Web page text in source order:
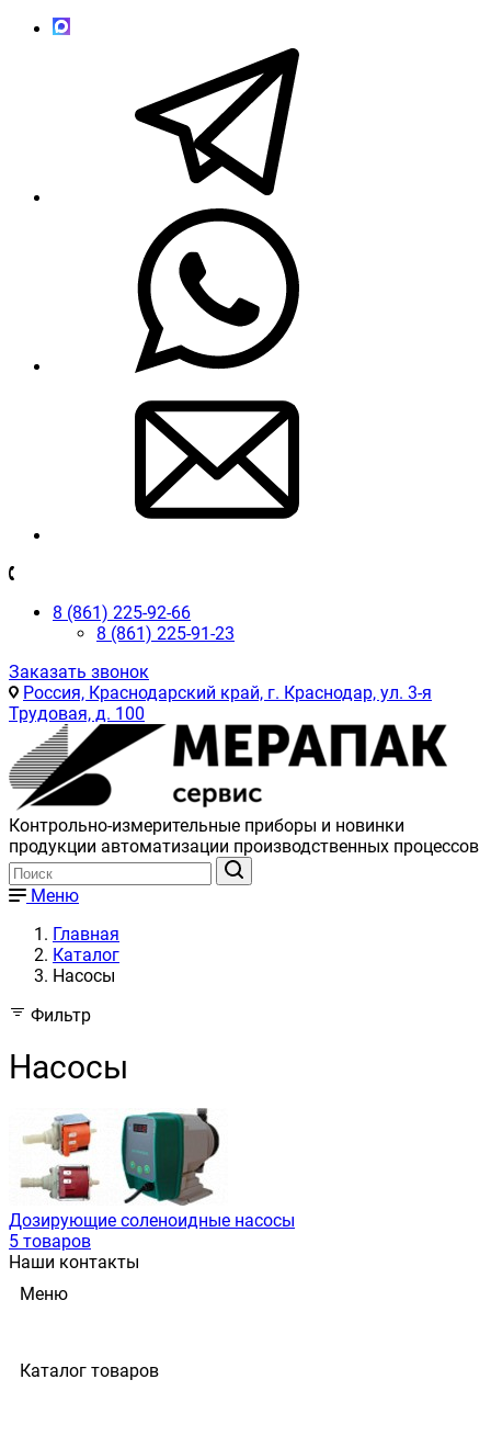
8 (861) 225-92-66
8 (861) 225-91-23
Заказать звонок
Россия, Краснодарский край, г. Краснодар, ул. 3-я
Трудовая, д. 100
Контрольно-измерительные приборы и новинки
продукции автоматизации производственных процессов
Меню
Главная
Каталог
Насосы
Фильтр
Насосы
Дозирующие соленоидные насосы
5 товаров
Наши контакты
Меню
Каталог товаров